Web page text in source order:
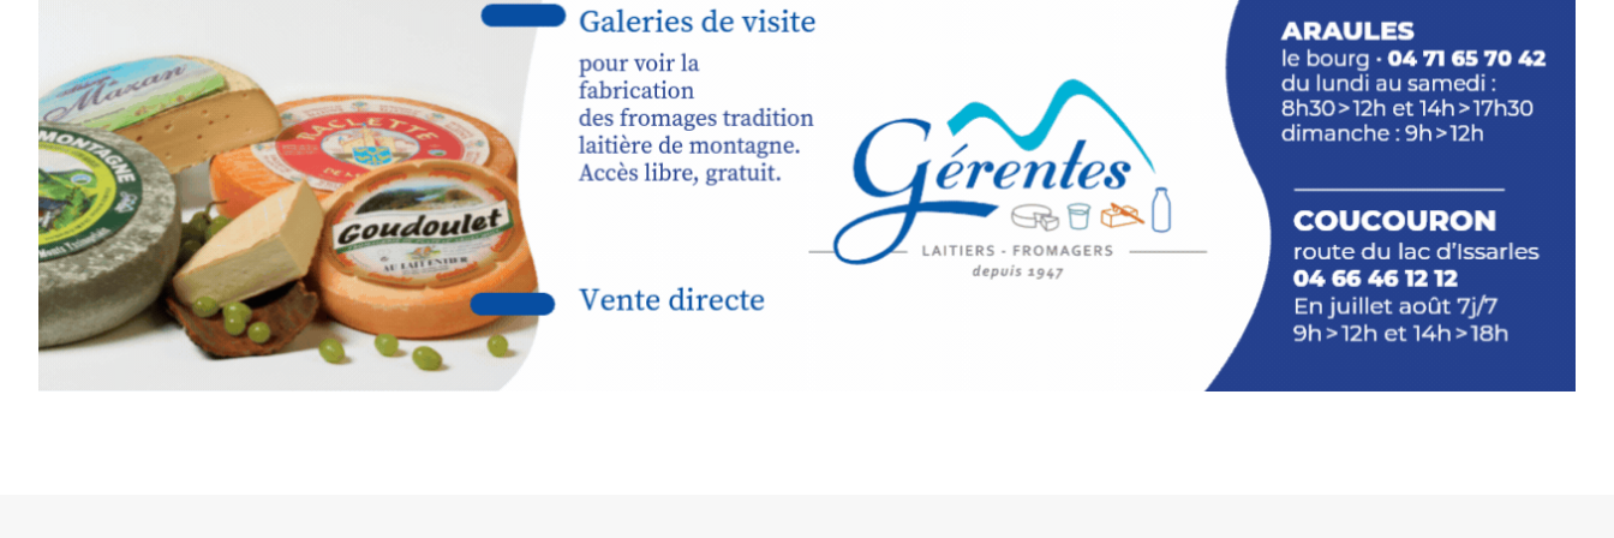
vous propose unstage
, accessibleà tous les
niveaux, dans un cadre naturel
inspirantautour de Saint-Front , à seulement30
minutes du Puy-en-Velay.
Pendant3 jours, vous apprendrez à capturer
l’instant :
Croquis, carnet de voyage, composition,
aquarelle, encre, ou contenu hybride.
Le programme :
8h : rendez-vous au point de départ
raison de plus d’aller faire un tour dans la cité
médiévale du Brivadois cet été.
INTERVIEW
STRADA Bernard Turle, vous avez ouvert une